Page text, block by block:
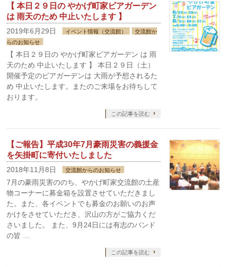
【 本日２９日の やかげ町家ビアガーデン
は 雨天のため 中止いたします 】
2019年6月29日 イベント情報（交流館）
交流館か
らのお知らせ
【 本日２９日の やかげ町家ビアガーデン は 雨
天のため 中止いたします 】 本日２９日（土）
開催予定のビアガーデンは 大雨が予想されるた
め 中止いたします。またのご来場をお待ちして
おります。
この記事を読む
【ご報告】平成30年7月豪雨災害の義援金
を矢掛町に寄付いたしました
2018年11月8日 交流館からのお知らせ
7月の豪雨災害ののち、やかげ町家交流館の土産
物コーナーに募金箱を設置させていただきまし
た。また、各イベントでも募金のお願いのお声
かけをさせていただき、沢山の方がご協力くだ
さいました。 また、9月24日には有志のバンド
の皆 …
この記事を読む